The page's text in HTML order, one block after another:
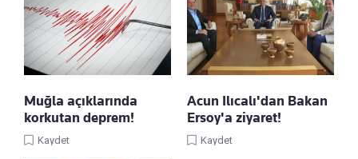
Muğla açıklarında
korkutan deprem!
Kaydet
Acun Ilıcalı'dan Bakan
Ersoy'a ziyaret!
Kaydet